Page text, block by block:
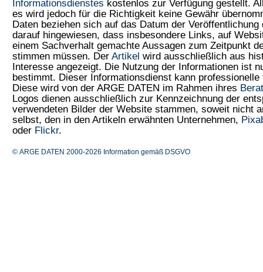
Informationsdienstes kostenlos zur Verfügung gestellt.
es wird jedoch für die Richtigkeit keine Gewähr
Daten beziehen sich auf das Datum der
darauf hingewiesen, dass insbesondere Links, auf
einem Sachverhalt gemachte Aussagen zum Zeitpunkt
stimmen müssen. Der Artikel wird ausschließlich aus
Interesse angezeigt. Die Nutzung der Informationen ist
bestimmt. Dieser Informationsdienst kann
Diese wird von der ARGE DATEN im Rahmen ihres
Logos dienen ausschließlich zur Kennzeichnung der
verwendeten Bilder der Website stammen, soweit nicht
selbst, den in den Artikeln erwähnten Unternehmen,
oder Flickr.
© ARGE DATEN 2000-2026 Information gemäß DSGVO